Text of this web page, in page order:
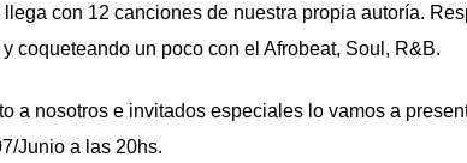
con 12 canciones de nuestra propia autoría.
coqueteando un poco con el Afrobeat, Soul, R&B.
a nosotros e invitados especiales lo vamos a
Junio a las 20hs.